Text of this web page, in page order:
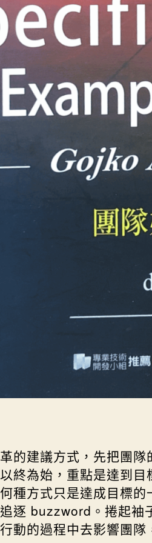
的建議方式，先把團
終為始，重點是達到目
種方式只是達成目標
逐 buzzword。捲起袖
動的過程中去影響團